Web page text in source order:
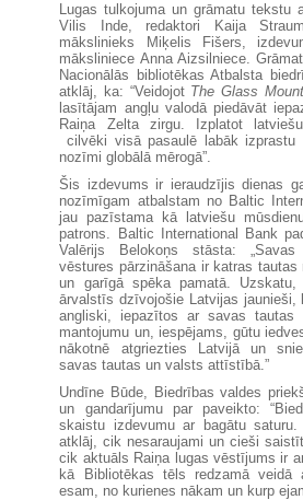
Lugas tulkojuma un grāmatu tekstu
Vilis Inde, redaktori Kaija
mākslinieks Miķelis Fišers,
māksliniece Anna Aizsilniece.
Nacionālās bibliotēkas Atbalsta
atklāj, ka: “Veidojot The Glass
lasītājam angļu valodā piedāvāt
Raiņa Zelta zirgu. Izplatot
cilvēki visā pasaulē labāk izprastu
nozīmi globālā mērogā”.
Šis izdevums ir ieraudzījis dienas
nozīmīgam atbalstam no Baltic
jau pazīstama kā latviešu
patrons. Baltic International Bank
Valērijs Belokoņs stāsta:
vēstures pārzināšana ir katras tautas
un garīgā spēka pamatā.
ārvalstīs dzīvojošie Latvijas jaunieši,
angliski, iepazītos ar savas tautas
mantojumu un, iespējams, gūtu
nākotnē atgriezties Latvijā un
savas tautas un valsts attīstībā.”
Undīne Būde, Biedrības valdes
un gandarījumu par paveikto:
skaistu izdevumu ar bagātu saturu.
atklāj, cik nesaraujami un cieši
cik aktuāls Raiņa lugas vēstījums ir
kā Bibliotēkas tēls redzamā veidā
esam, no kurienes nākam un kurp